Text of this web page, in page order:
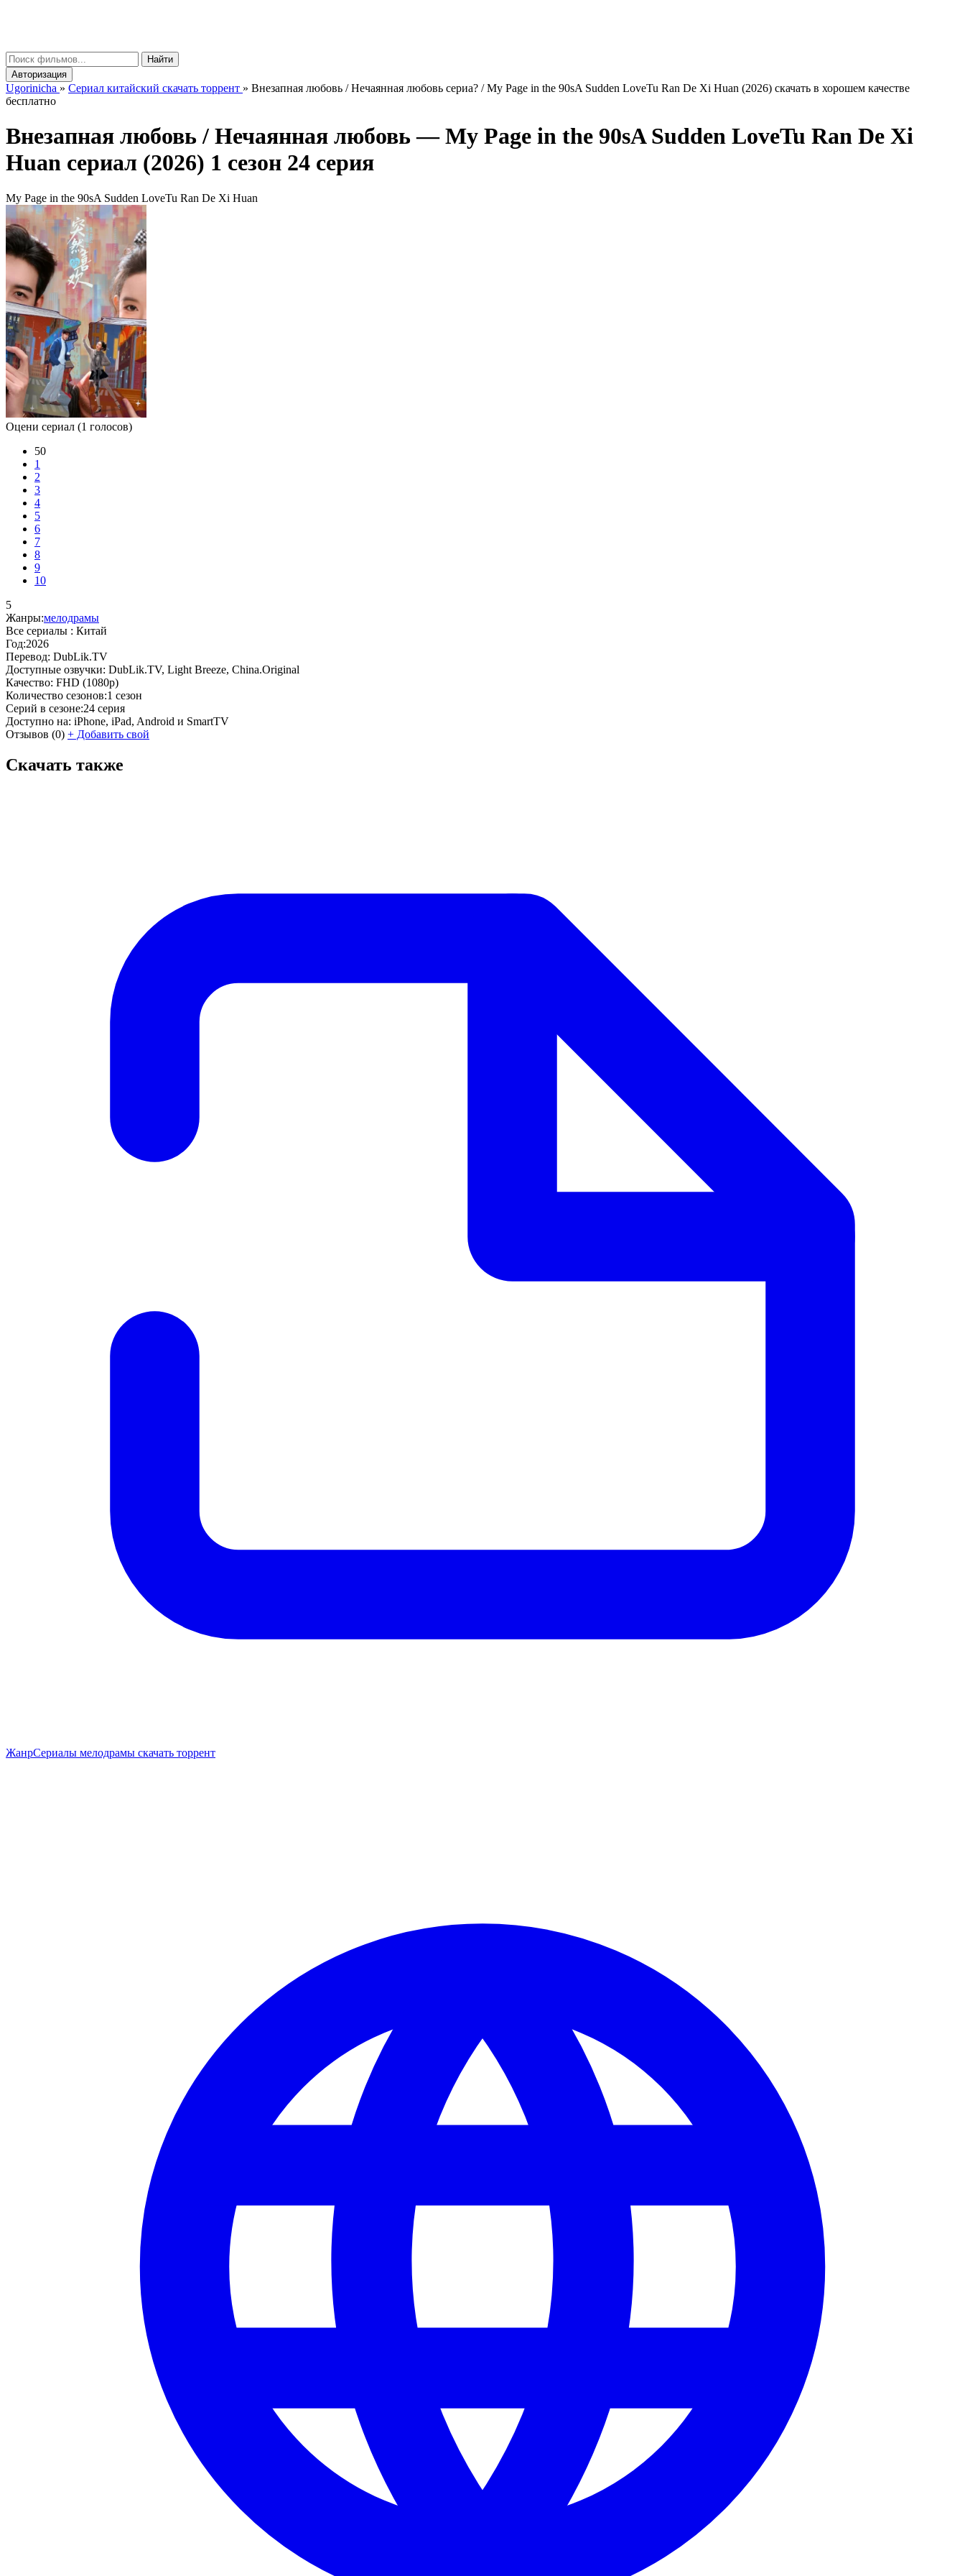
Найти
Авторизация
Ugorinicha » Сериал китайский скачать торрент » Внезапная любовь / Нечаянная любовь сериа? / My Page in the 90sA Sudden LoveTu Ran De Xi Huan (2026) скачать в хорошем качестве
бесплатно
Внезапная любовь / Нечаянная любовь —My Page in the 90sA Sudden LoveTu Ran De Xi
Huan сериал (2026) 1 сезон 24 серия
My Page in the 90sA Sudden LoveTu Ran De Xi Huan
Оцени сериал (1 голосов)
50
1
2
3
4
5
6
7
8
9
10
5
Жанры:мелодрамы
Все сериалы : Китай
Год:2026
Перевод: DubLik.TV
Доступные озвучки: DubLik.TV, Light Breeze, China.Original
Качество: FHD (1080p)
Количество сезонов:1 сезон
Серий в сезоне:24 серия
Доступно на: iPhone, iPad, Android и SmartTV
Отзывов (0) + Добавить свой
Скачать также
ЖанрСериалы мелодрамы скачать торрент